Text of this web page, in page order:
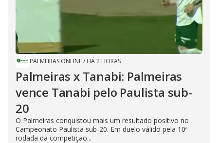
PALMEIRAS ONLINE/ HÁ 2 HORAS
Palmeiras x Tanabi: Palmeiras
vence Tanabi pelo Paulista sub-
20
O Palmeiras conquistou mais um resultado positivo no
Campeonato Paulista sub-20. Em duelo válido pela 10ª
rodada da competição...